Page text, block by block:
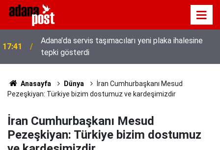
17:41
Adana'da servis taşımacıları yeni plaka ihalesine
tepki gösterdi
Anasayfa Dünya
İran Cumhurbaşkanı Mesud
Pezeşkiyan: Türkiye bizim dostumuz ve kardeşimizdir
İran Cumhurbaşkanı Mesud
Pezeşkiyan: Türkiye bizim dostumuz